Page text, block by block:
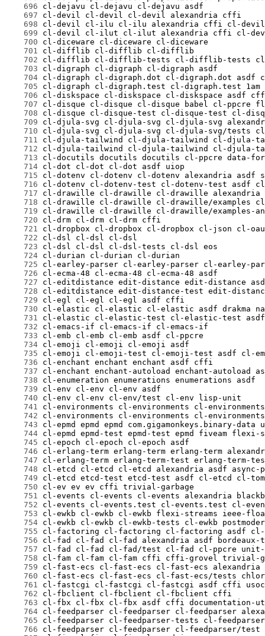
    696
    697
    698
    699
    700
    701
    702
    703
    704
    705
    706
    707
    708
    709
    710
    711
    712
    713
    714
    715
    716
    717
    718
    719
    720
    721
    722
    723
    724
    725
    726
    727
    728
    729
    730
    731
    732
    733
    734
    735
    736
    737
    738
    739
    740
    741
    742
    743
    744
    745
    746
    747
    748
    749
    750
    751
    752
    753
    754
    755
    756
    757
    758
    759
    760
    761
    762
    763
    764
    765
    766